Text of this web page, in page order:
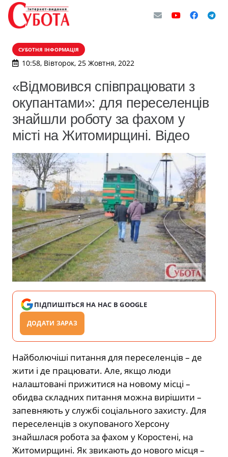
СУБОТНЯ ІНФОРМАЦІЯ
10:58, Вівторок, 25 Жовтня, 2022
«Відмовився співпрацювати з
окупантами»: для переселенців
знайшли роботу за фахом у
місті на Житомирщині. Відео
ПІДПИШІТЬСЯ НА НАС В GOOGLE
ДОДАТИ ЗАРАЗ
Найболючіші питання для переселенців – де
жити і де працювати. Але, якщо люди
налаштовані прижитися на новому місці –
обидва складних питання можна вирішити –
запевняють у службі соціального захисту. Для
переселенців з окупованого Херсону
знайшлася робота за фахом у Коростені, на
Житомирщині. Як звикають до нового місця –